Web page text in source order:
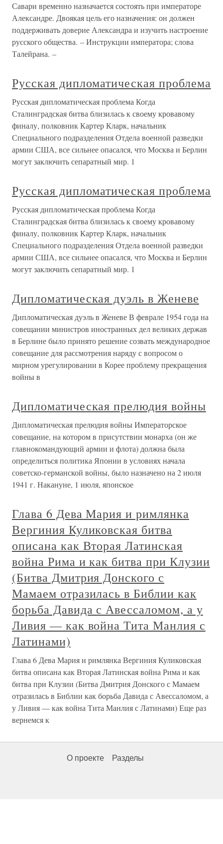
Савари временно назначается состоять при императоре
Александре. Двоякая цель его назначения: он должен
поддерживать доверие Александра и изучить настроение
русского общества. – Инструкции императора; слова
Талейрана. –
Русская дипломатическая проблема
Русская дипломатическая проблема Когда
Сталинградская битва близилась к своему кровавому
финалу, полковник Картер Кларк, начальник
Специального подразделения Отдела военной разведки
армии США, все сильнее опасался, что Москва и Берлин
могут заключить сепаратный мир. 1
Русская дипломатическая проблема
Русская дипломатическая проблема Когда
Сталинградская битва близилась к своему кровавому
финалу, полковник Картер Кларк, начальник
Специального подразделения Отдела военной разведки
армии США, все сильнее опасался, что Москва и Берлин
могут заключить сепаратный мир. 1
Дипломатическая дуэль в Женеве
Дипломатическая дуэль в Женеве В феврале 1954 года на
совещании министров иностранных дел великих держав
в Берлине было принято решение созвать международное
совещание для рассмотрения наряду с вопросом о
мирном урегулировании в Корее проблему прекращения
войны в
Дипломатическая прелюдия войны
Дипломатическая прелюдия войны Императорское
совещание, на котором в присутствии монарха (он же
главнокомандующий армии и флота) должна была
определиться политика Японии в условиях начала
советско-германской войны, было назначено на 2 июля
1941 г. Накануне, 1 июля, японское
Глава 6 Дева Мария и римлянка
Вергиния Куликовская битва
описана как Вторая Латинская
война Рима и как битва при Клузии
(Битва Дмитрия Донского с
Мамаем отразилась в Библии как
борьба Давида с Авессаломом, а у
Ливия — как война Тита Манлия с
Латинами)
Глава 6 Дева Мария и римлянка Вергиния Куликовская
битва описана как Вторая Латинская война Рима и как
битва при Клузии (Битва Дмитрия Донского с Мамаем
отразилась в Библии как борьба Давида с Авессаломом, а
у Ливия — как война Тита Манлия с Латинами) Еще раз
вернемся к
О проекте Разделы